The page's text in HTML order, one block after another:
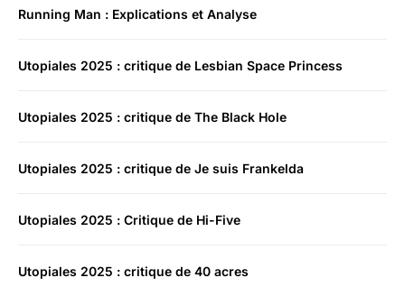
Running Man : Explications et Analyse
Utopiales 2025 : critique de Lesbian Space Princess
Utopiales 2025 : critique de The Black Hole
Utopiales 2025 : critique de Je suis Frankelda
Utopiales 2025 : Critique de Hi-Five
Utopiales 2025 : critique de 40 acres